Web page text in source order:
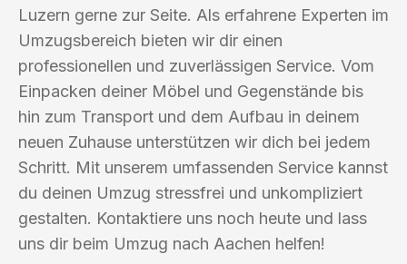
Luzern gerne zur Seite. Als erfahrene Experten im
Umzugsbereich bieten wir dir einen
professionellen und zuverlässigen Service. Vom
Einpacken deiner Möbel und Gegenstände bis
hin zum Transport und dem Aufbau in deinem
neuen Zuhause unterstützen wir dich bei jedem
Schritt. Mit unserem umfassenden Service kannst
du deinen Umzug stressfrei und unkompliziert
gestalten. Kontaktiere uns noch heute und lass
uns dir beim Umzug nach Aachen helfen!